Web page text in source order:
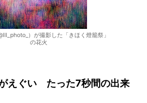
）が撮影した「きほく燈籠祭」
の花火
がえぐい たった7秒間の出来